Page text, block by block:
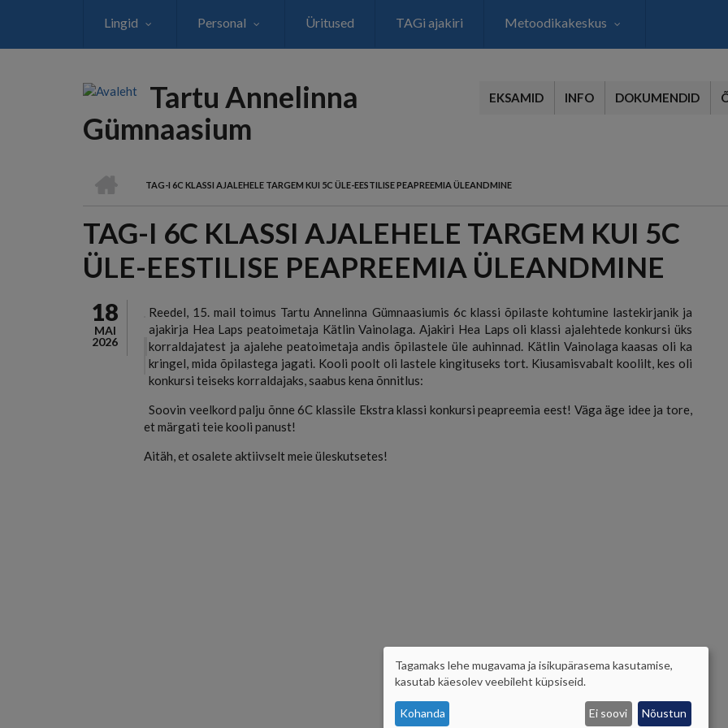
Lingid Personal Üritused TAGi ajakiri Metoodikakeskus
Tartu Annelinna
Gümnaasium
EKSAMID INFO DOKUMENDID
LEIVAPURU
TAG-I 6C KLASSI AJALEHELE TARGEM KUI 5C ÜLE-EESTILISE PEAPREEMIA ÜLEANDMINE
TAG-I 6C KLASSI AJALEHELE TARGEM KUI 5C
ÜLE-EESTILISE PEAPREEMIA ÜLEANDMINE
18
MAI
2026
Reedel, 15. mail toimus Tartu Annelinna Gümnaasiumis 6c klassi õpilaste kohtumine lastekirjanik ja
ajakirja Hea Laps peatoimetaja Kätlin Vainolaga. Ajakiri Hea Laps oli klassi ajalehtede konkursi üks
korraldajatest ja ajalehe peatoimetaja andis õpilastele üle auhinnad. Kätlin Vainolaga kaasas oli ka
kringel, mida õpilastega jagati. Kooli poolt oli lastele kingituseks tort. Kiusamisvabalt koolilt, kes oli
konkursi teiseks korraldajaks, saabus kena õnnitlus:
Soovin veelkord palju õnne 6C klassile Ekstra klassi konkursi peapreemia eest! Väga äge idee ja tore,
et märgati teie kooli panust!
Aitäh, et osalete aktiivselt meie üleskutsetes!
ISIKUANDMETE
JA
Tagamaks lehe mugavama ja isikupärasema kasutamise,
kasutab käesolev veebileht küpsiseid.
Kohanda Ei soovi Nõustun